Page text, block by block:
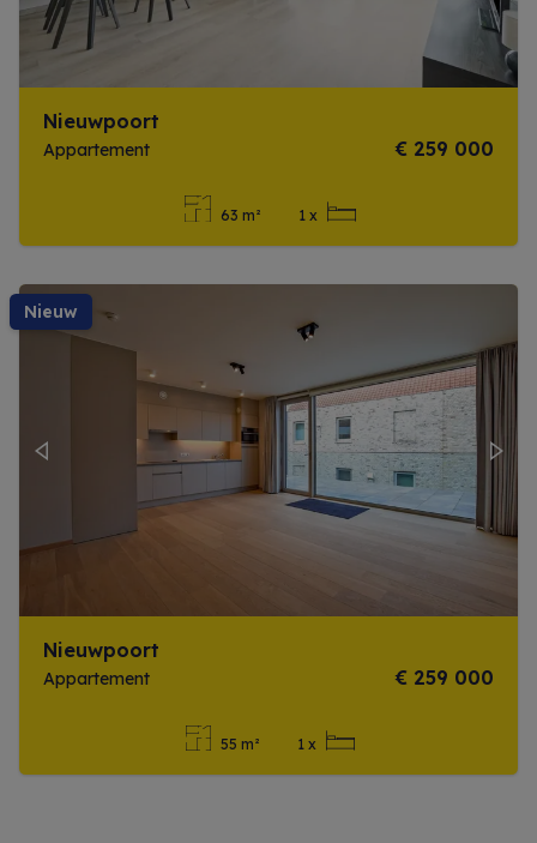
Nieuwpoort
Appartement € 259 000
63 m² 1 x
nieuw
Previous Next
Nieuwpoort
Appartement € 259 000
55 m² 1 x